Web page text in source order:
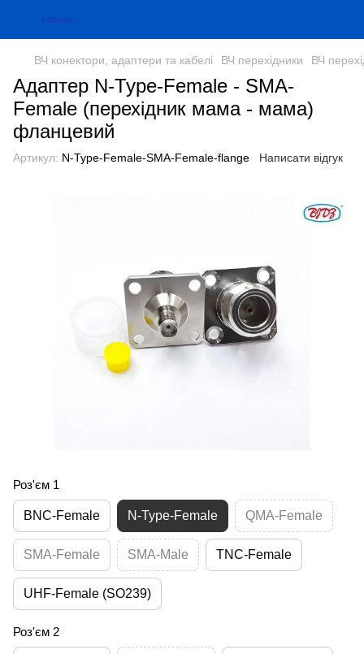
ВЧ конектори, адаптери та кабелі ВЧ перехідники ВЧ
Адаптер N-Type-Female - SMA-
Female (перехідник мама - мама)
фланцевий
Артикул: N-Type-Female-SMA-Female-flange Написати відгук
Роз'єм 1
BNC-Female N-Type-Female QMA-Female
SMA-Female SMA-Male TNC-Female
UHF-Female (SO239)
Роз'єм 2